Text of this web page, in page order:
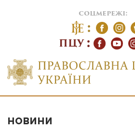
соцмережі:
ПЦУ
НОВИНИ